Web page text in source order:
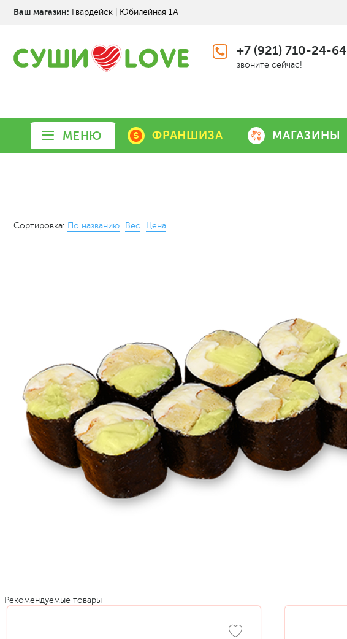
Ваш магазин: Гвардейск | Юбилейная 1А
+7 (921) 710-24-64
звоните сейчас!
МЕНЮ ФРАНШИЗА МАГАЗИНЫ
Сортировка: По названию Вес Цена
Рекомендуемые товары